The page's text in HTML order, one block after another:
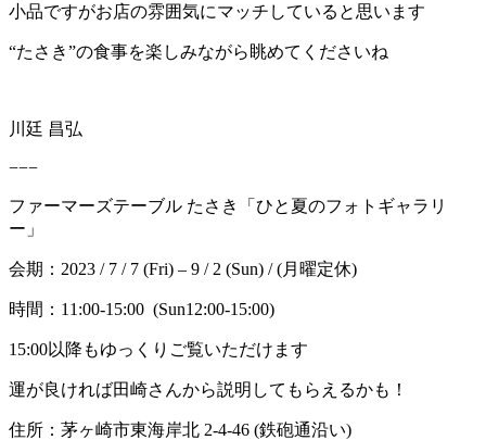
小品ですがお店の雰囲気にマッチしていると思います
“たさき”の食事を楽しみながら眺めてくださいね
川廷 昌弘
−−−
ファーマーズテーブル たさき「ひと夏のフォトギャラリ
ー」
会期：2023 / 7 / 7 (Fri) – 9 / 2 (Sun) / (月曜定休)
時間：11:00-15:00 (Sun12:00-15:00)
15:00以降もゆっくりご覧いただけます
運が良ければ田崎さんから説明してもらえるかも！
住所：茅ヶ崎市東海岸北 2-4-46 (鉄砲通沿い)